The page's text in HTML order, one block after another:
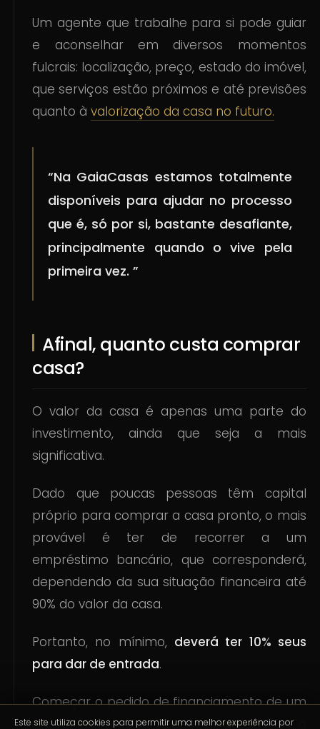
Um agente que trabalhe para si pode guiar
e aconselhar em diversos momentos
fulcrais: localização, preço, estado do imóvel,
que serviços estão próximos e até previsões
quanto àvalorização da casa no futuro.
“Na GaiaCasas estamos totalmente
disponíveis para ajudar no processo
que é, só por si, bastante desafiante,
principalmente quando o vive pela
primeira vez. ”
Afinal, quanto custa comprar
casa?
O valor da casa é apenas uma parte do
investimento, ainda que seja a mais
significativa.
Dado que poucas pessoas têm capital
próprio para comprar a casa pronto, o mais
provável é ter de recorrer a um
empréstimo bancário, que corresponderá,
dependendo da sua situação financeira até
90% do valor da casa.
Portanto, no mínimo, deverá ter 10% seus
para dar de entrada.
Começar o pedido de financiamento de um
imóvel traz outras despesas associadas a
Este site utiliza cookies para permitir uma melhor experiência por